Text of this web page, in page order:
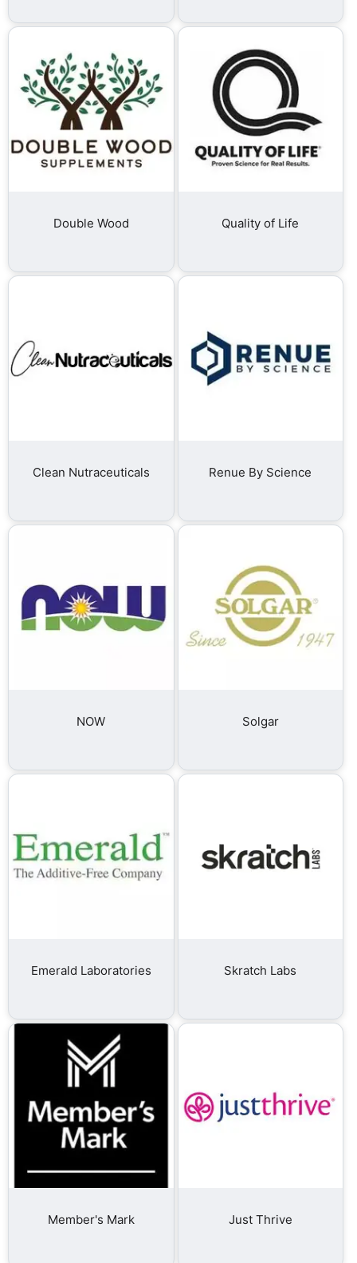
Double Wood Quality of Life
Clean Nutraceuticals Renue By Science
NOW Solgar
Emerald Laboratories Skratch Labs
Member's Mark Just Thrive